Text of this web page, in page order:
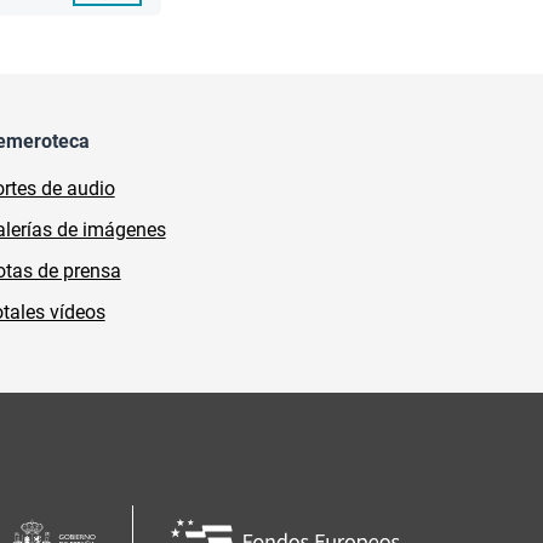
de audio
de imágenes
de prensa
vídeos